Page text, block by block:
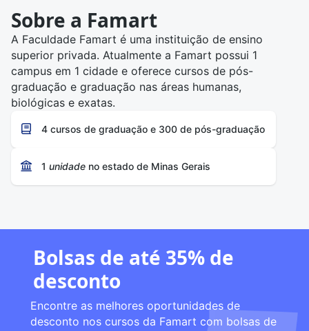
Sobre a Famart
A Faculdade Famart é uma instituição de ensino
superior privada. Atualmente a Famart possui 1
campus em 1 cidade e oferece cursos de pós-
graduação e graduação nas áreas humanas,
biológicas e exatas.
4 cursos de graduação e 300 de pós-graduação
1 unidade no estado de Minas Gerais
Bolsas de até 35% de
desconto
Encontre as melhores oportunidades de
desconto nos cursos da Famart com bolsas de